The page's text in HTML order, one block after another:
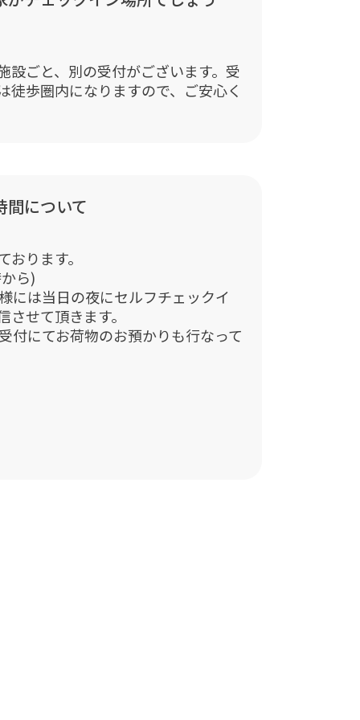
設ごと、別の受付がございます。受
徒歩圏内になりますので、ご安心く
間について
おります。
から)
には当日の夜にセルフチェックイ
させて頂きます。
付にてお荷物のお預かりも行なって